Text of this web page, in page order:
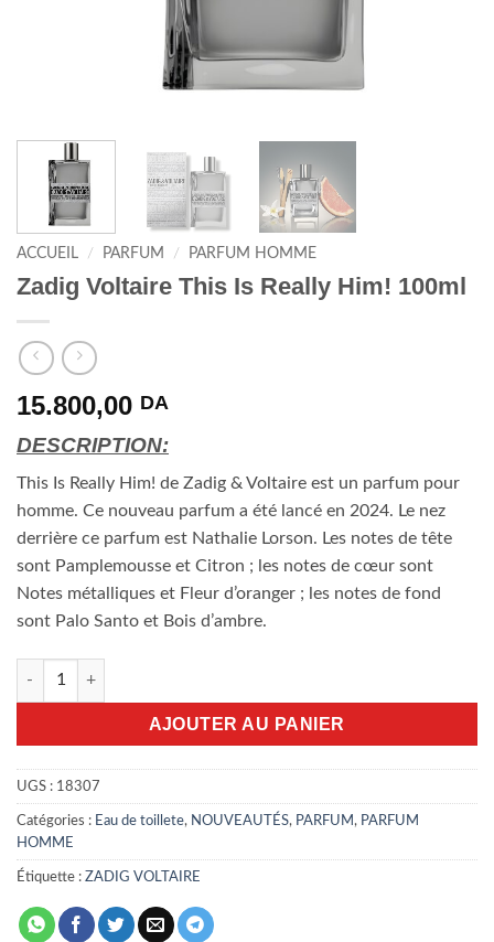
ACCUEIL / PARFUM / PARFUM HOMME
Zadig Voltaire This Is Really Him! 100ml
15.800,00 DA
DESCRIPTION:
This Is Really Him! de Zadig & Voltaire est un parfum pour
homme. Ce nouveau parfum a été lancé en 2024. Le nez
derrière ce parfum est Nathalie Lorson. Les notes de tête
sont Pamplemousse et Citron ; les notes de cœur sont
Notes métalliques et Fleur d’oranger ; les notes de fond
sont Palo Santo et Bois d’ambre.
quantité de Zadig Voltaire This Is Really Him! 100ml
AJOUTER AU PANIER
UGS : 18307
Catégories : Eau de toillete, NOUVEAUTÉS, PARFUM , PARFUM
HOMME
Étiquette : ZADIG VOLTAIRE